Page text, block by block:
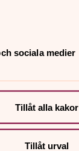
sociala medier
Tillåt alla kakor
Tillåt urval
och nätter.